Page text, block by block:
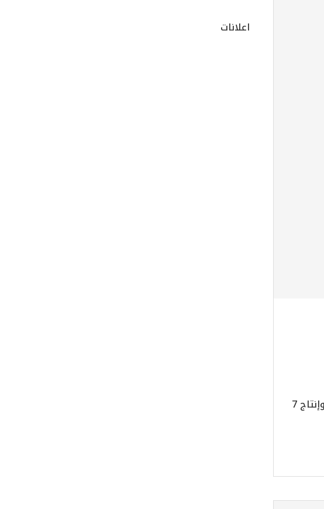
وزير التموين د. علي المصيلحي: توريد 100 ألف طن قصب من المزارعين بمصانع السكر بالصعيد .. وإنتاج 7
اعلانات